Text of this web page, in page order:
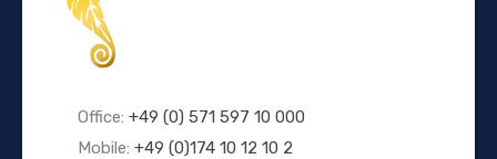
Office: +49 (0) 571 597 10 000
Mobile: +49 (0)174 10 12 10 2